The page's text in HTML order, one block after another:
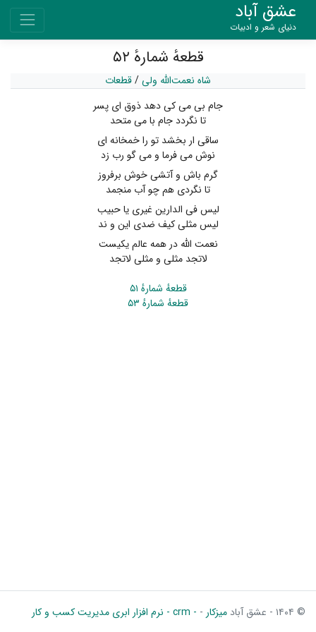
عشق آباد
دنیای شعر و ادبیات
قطعهٔ شمارهٔ ۵۲
شاه نعمت‌الله ولی/قطعات
جام بی می کی دهد ذوق ای پسر
تا نگردد جام با می متحد
ساقی ار بخشد تو را خمخانه ای
نوش می فرما و می گو رب زد
گرم باش و آتشی خوش برفروز
تا نگردی هم چو آب منجمد
لیس فی الدارین غیری یا حبیب
لیس مثلی کیف ضدی این و ند
نعمت الله در همه عالم یکیست
لاتجد مثلی و مثلی لاتجد
قطعهٔ شمارهٔ ۵۱
قطعهٔ شمارهٔ ۵۳
© ۱۴۰۴ - عشق آباد میزکار - - crm - نرم افزار ابری مدیریت کسب و کار